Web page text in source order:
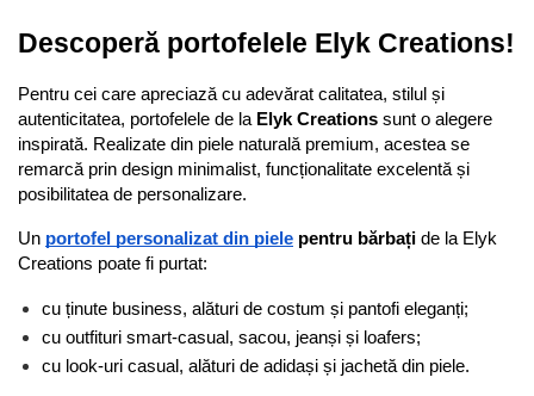
Descoperă portofelele Elyk Creations!
Pentru cei care apreciază cu adevărat calitatea, stilul și
autenticitatea, portofelele de la Elyk Creations sunt o alegere
inspirată. Realizate din piele naturală premium, acestea se
remarcă prin design minimalist, funcționalitate excelentă și
posibilitatea de personalizare.
Un portofel personalizat din piele pentru bărbați de la Elyk
Creations poate fi purtat:
cu ținute business, alături de costum și pantofi eleganți;
cu outfituri smart-casual, sacou, jeanși și loafers;
cu look-uri casual, alături de adidași și jachetă din piele.